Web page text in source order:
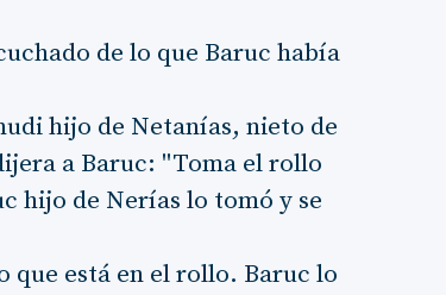
de lo que Baruc había
hijo de Netanías, nieto de
a Baruc: "Toma el rollo
hijo de Nerías lo tomó y se
que está en el rollo. Baruc lo